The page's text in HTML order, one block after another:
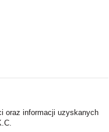
oraz informacji uzyskanych